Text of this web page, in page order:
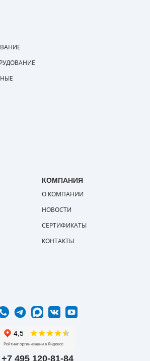
+7 495 120-81-84
КОМПАНИЯ
О КОМПАНИИ
НОВОСТИ
СЕРТИФИКАТЫ
КОНТАКТЫ